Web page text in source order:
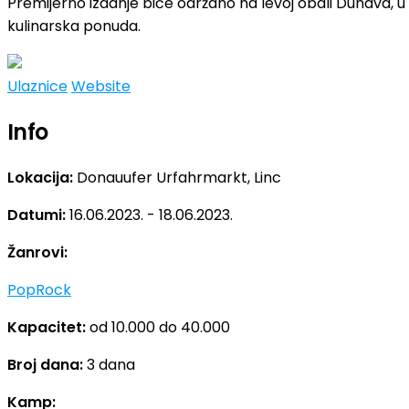
kulinarska ponuda.
UlazniceWebsite
Info
Lokacija: Donauufer Urfahrmarkt, Linc
Datumi:16.06.2023. - 18.06.2023.
Žanrovi:
PopRock
Kapacitet:od 10.000 do 40.000
Broj dana:3 dana
Kamp: